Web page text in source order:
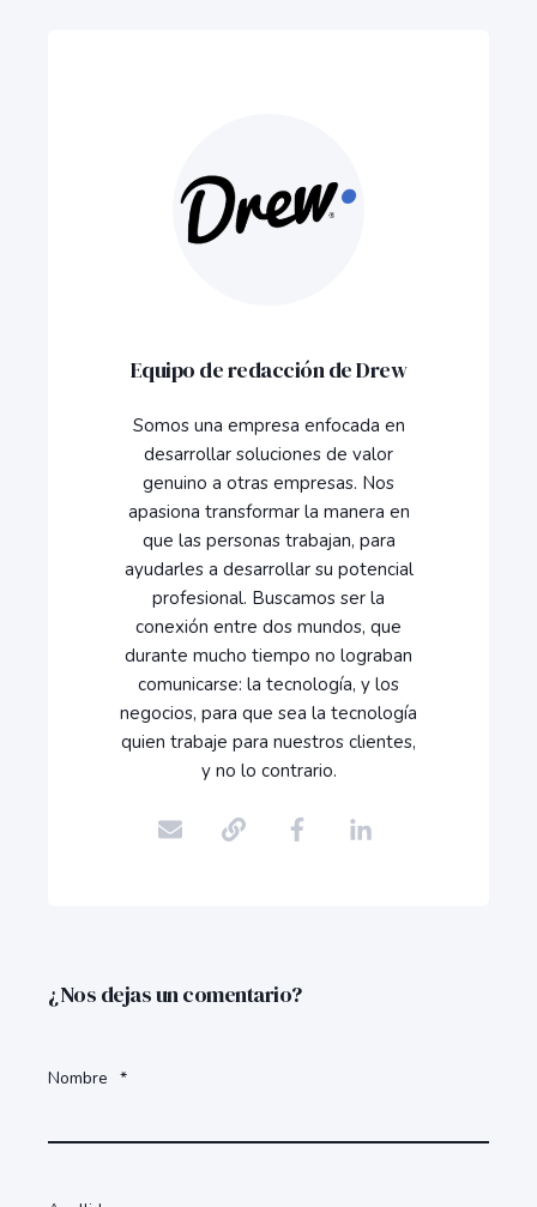
Equipo de redacción de Drew
Somos una empresa enfocada en
desarrollar soluciones de valor
genuino a otras empresas. Nos
apasiona transformar la manera en
que las personas trabajan, para
ayudarles a desarrollar su potencial
profesional. Buscamos ser la
conexión entre dos mundos, que
durante mucho tiempo no lograban
comunicarse: la tecnología, y los
negocios, para que sea la tecnología
quien trabaje para nuestros clientes,
y no lo contrario.
¿Nos dejas un comentario?
Nombre *